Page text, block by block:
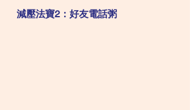
減壓法寶2：好友電話粥